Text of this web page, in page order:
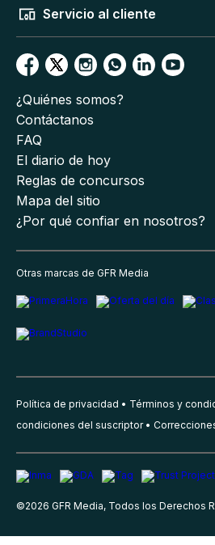
Servicio al cliente
¿Quiénes somos?
Contáctanos
FAQ
El diario de hoy
Reglas de concursos
Mapa del sitio
¿Por qué confiar en nosotros?
Otras marcas de GFR Media
Política de privacidad Términos y
condiciones del suscriptor
©2026 GFR Media, Todos los Derechos